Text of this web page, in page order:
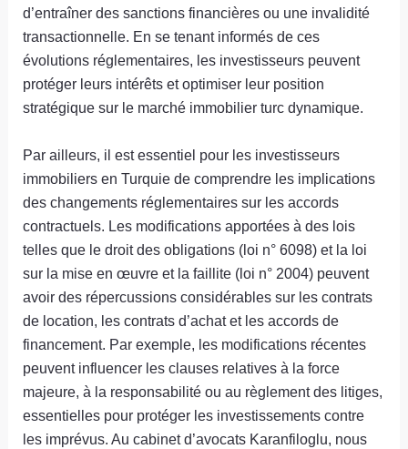
d’entraîner des sanctions financières ou une invalidité
transactionnelle. En se tenant informés de ces
évolutions réglementaires, les investisseurs peuvent
protéger leurs intérêts et optimiser leur position
stratégique sur le marché immobilier turc dynamique.
Par ailleurs, il est essentiel pour les investisseurs
immobiliers en Turquie de comprendre les implications
des changements réglementaires sur les accords
contractuels. Les modifications apportées à des lois
telles que le droit des obligations (loi n° 6098) et la loi
sur la mise en œuvre et la faillite (loi n° 2004) peuvent
avoir des répercussions considérables sur les contrats
de location, les contrats d’achat et les accords de
financement. Par exemple, les modifications récentes
peuvent influencer les clauses relatives à la force
majeure, à la responsabilité ou au règlement des litiges,
essentielles pour protéger les investissements contre
les imprévus. Au cabinet d’avocats Karanfiloglu, nous